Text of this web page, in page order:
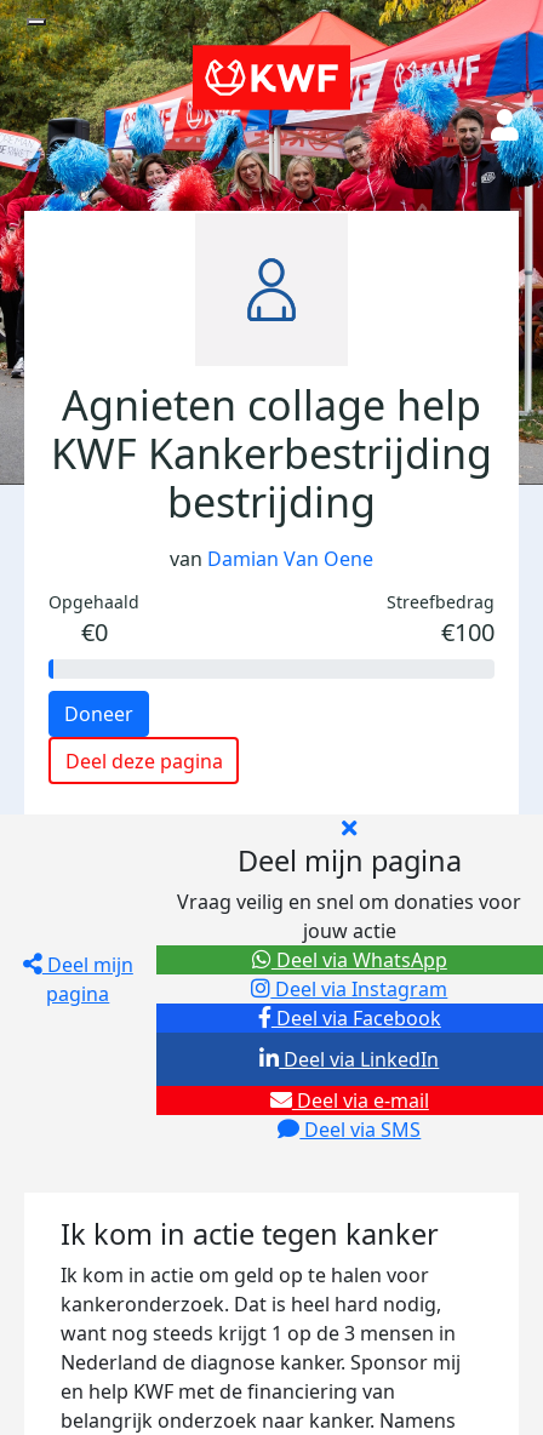
Agnieten collage help
KWF Kankerbestrijding
bestrijding
van Damian Van Oene
Opgehaald
€0
Streefbedrag
€100
Doneer
Deel deze pagina
Deel mijn
pagina
Deel mijn pagina
Vraag veilig en snel om donaties voor
jouw actie
Deel via Facebook
Deel via Instagram
Deel via e-mail
Deel via SMS
Deel via LinkedIn
Deel via WhatsApp
Ik kom in actie tegen kanker
Ik kom in actie om geld op te halen voor
kankeronderzoek. Dat is heel hard nodig,
want nog steeds krijgt 1 op de 3 mensen in
Nederland de diagnose kanker. Sponsor mij
en help KWF met de financiering van
belangrijk onderzoek naar kanker. Namens